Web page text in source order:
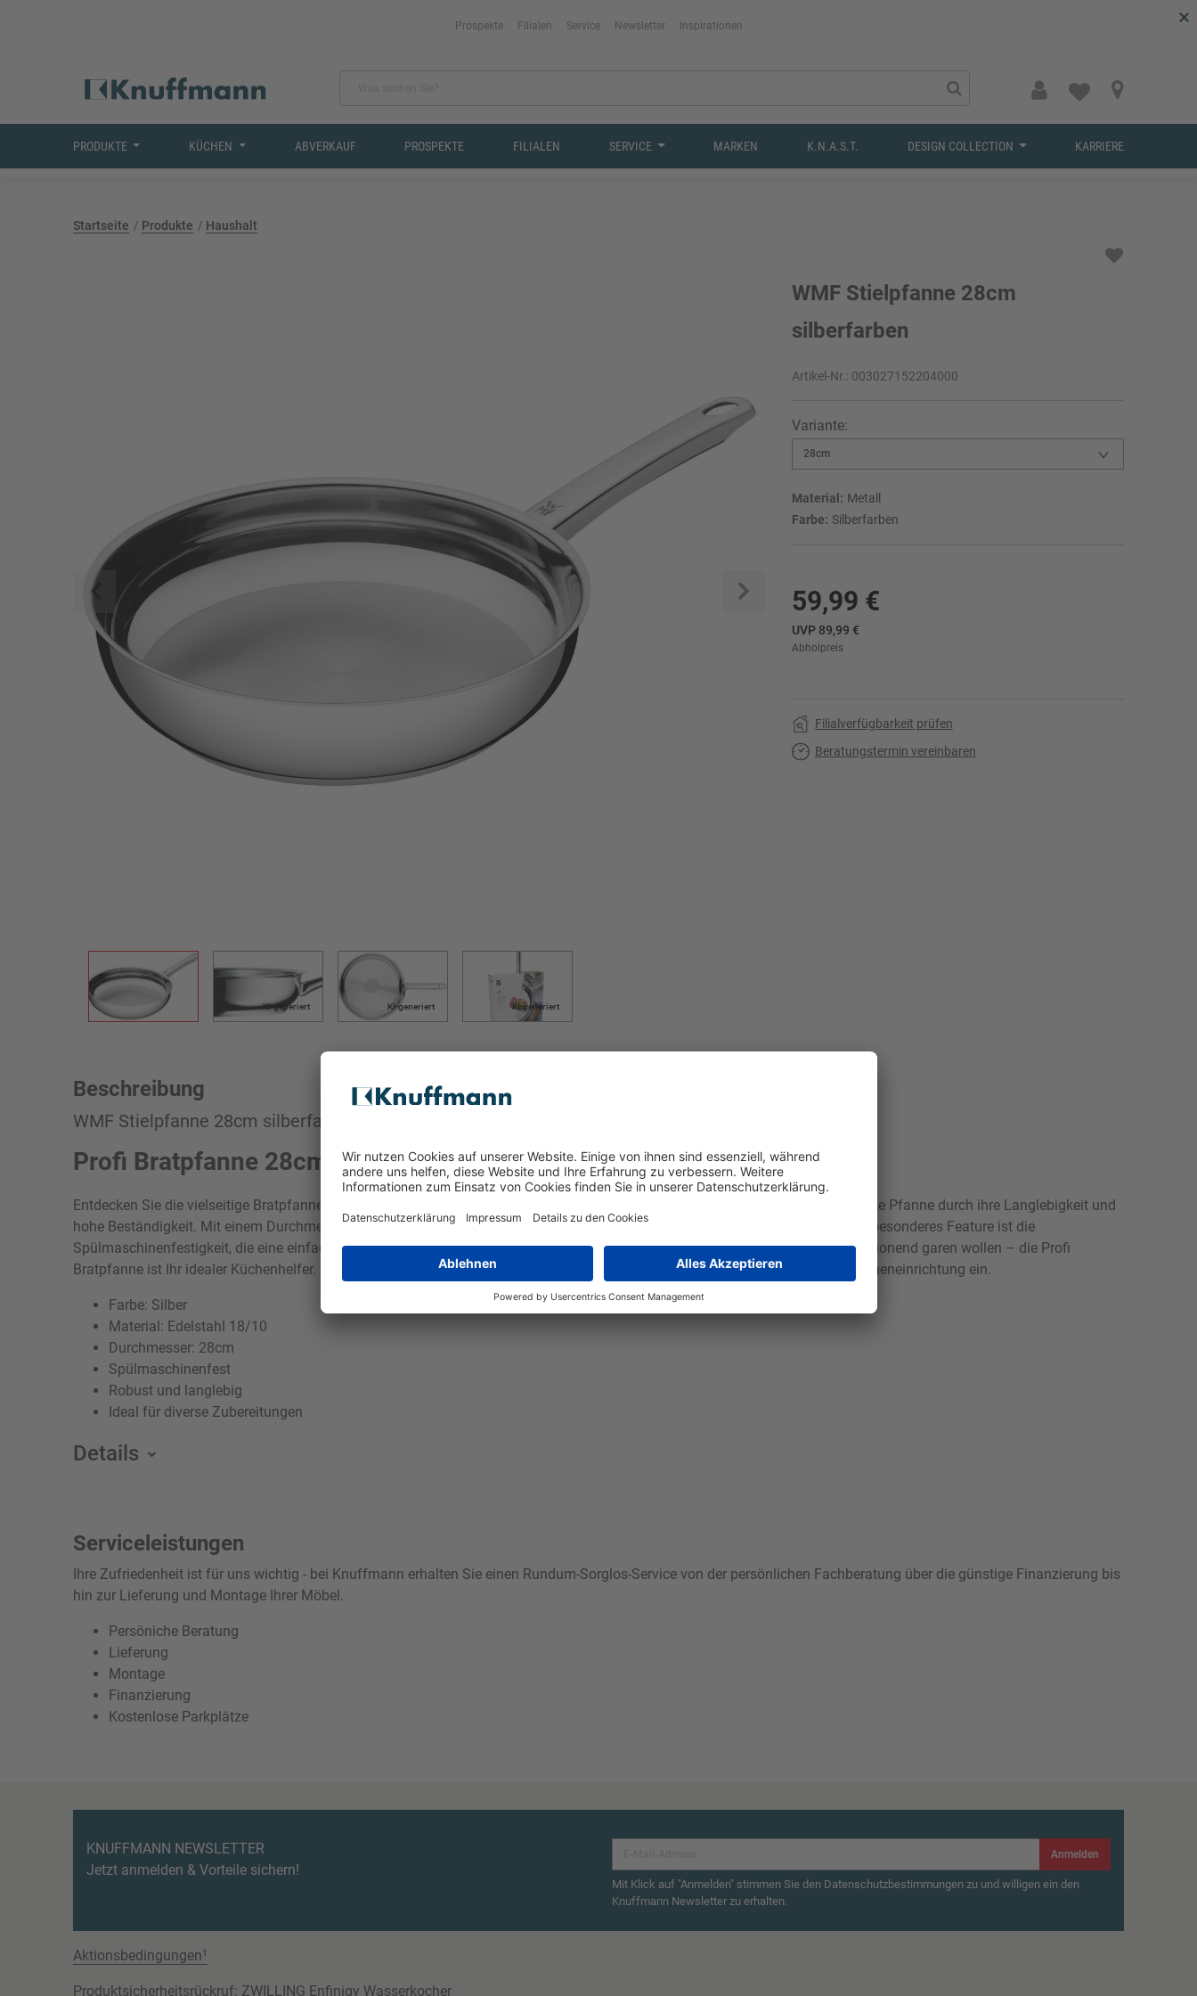
×
Prospekte Filialen Service Newsletter Inspirationen
PRODUKTE KÜCHEN ABVERKAUF PROSPEKTE FILIALEN SERVICE MARKEN K.N.A.S.T. DESIGN COLLECTION KARRIERE
Startseite Produkte Haushalt
Weiter
KI-generiert KI-generiert KI-generiert
WMF Stielpfanne 28cm
silberfarben
Artikel-Nr.: 003027152204000
Variante:
Material: Metall
Farbe: Silberfarben
59,99 €
UVP 89,99 €
Abholpreis
Filialverfügbarkeit prüfen
Beratungstermin vereinbaren
Beschreibung
WMF Stielpfanne 28cm silberfarben
Profi Bratpfanne 28cm Silber
Entdecken Sie die vielseitige Bratpfanne Modell Profi in elegantem Silber. Hergestellt aus robustem Edelstahl 18/10, besticht diese Pfanne durch ihre Langlebigkeit und
hohe Beständigkeit. Mit einem Durchmesser von 28cm bietet sie genügend Platz für die Zubereitung Ihrer Lieblingsgerichte. Ein besonderes Feature ist die
Spülmaschinenfestigkeit, die eine einfache und bequeme Reinigung ermöglicht. Ob Sie Fleisch scharf anbraten oder Gemüse schonend garen wollen – die Profi
Bratpfanne ist Ihr idealer Küchenhelfer. Dank ihres klassischen Designs und der silbernen Farbe fügt sie sich nahtlos in jede Kücheneinrichtung ein.
Farbe: Silber
Material: Edelstahl 18/10
Durchmesser: 28cm
Spülmaschinenfest
Robust und langlebig
Ideal für diverse Zubereitungen
Details
Serviceleistungen
Ihre Zufriedenheit ist für uns wichtig - bei Knuffmann erhalten Sie einen Rundum-Sorglos-Service von der persönlichen Fachberatung über die günstige Finanzierung bis
hin zur Lieferung und Montage Ihrer Möbel.
Persöniche Beratung
Lieferung
Montage
Finanzierung
Kostenlose Parkplätze
KNUFFMANN NEWSLETTER
Jetzt anmelden & Vorteile sichern!
Anmelden
Mit Klick auf "Anmelden" stimmen Sie den Datenschutzbestimmungen zu und willigen ein den
Knuffmann Newsletter zu erhalten.
Aktionsbedingungen¹
Produktsicherheitsrückruf: ZWILLING Enfinigy Wasserkocher